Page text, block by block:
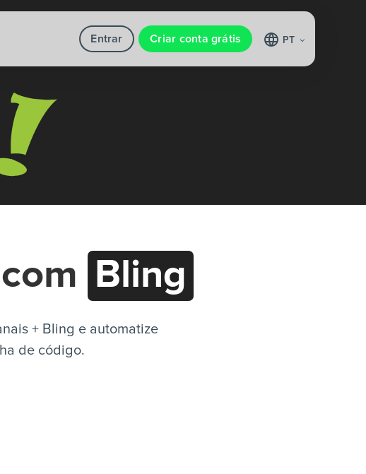
Entrar Criar conta grátis PT
com Bling
+ Bling e automatize
de código.